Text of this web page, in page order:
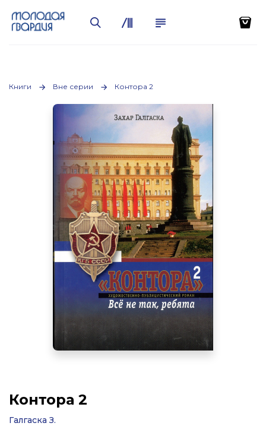
Книги Вне серии Контора 2
Контора 2
Галгаска З.